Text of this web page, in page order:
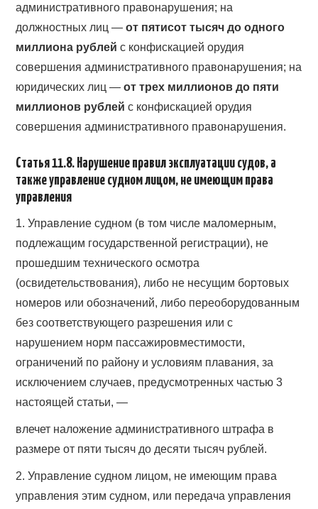
административного правонарушения; на
должностных лиц —от пятисот тысяч до одного
миллиона рублей с конфискацией орудия
совершения административного правонарушения; на
юридических лиц —от трех миллионов до пяти
миллионов рублей с конфискацией орудия
совершения административного правонарушения.
Статья 11.8. Нарушение правил эксплуатации судов, а
также управление судном лицом, не имеющим права
управления
1. Управление судном (в том числе маломерным,
подлежащим государственной регистрации), не
прошедшим технического осмотра
(освидетельствования), либо не несущим бортовых
номеров или обозначений, либо переоборудованным
без соответствующего разрешения или с
нарушением норм пассажировместимости,
ограничений по району и условиям плавания, за
исключением случаев, предусмотренных частью 3
настоящей статьи, —
влечет наложение административного штрафа в
размере от пяти тысяч до десяти тысяч рублей.
2. Управление судном лицом, не имеющим права
управления этим судном, или передача управления